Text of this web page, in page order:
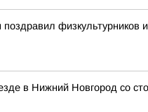
физкультурников
в Нижний Новгород со